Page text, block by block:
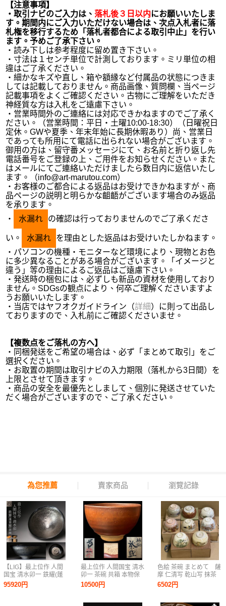
【注意事項】
・取引ナビのご入力は、落札後３日以内にお願いいたしま
す。期間内にご入力いただけない場合は、次点入札者に落
札権を移行するため「落札者都合による取引中止」を行い
ます。予めご了承下さい。
・読み下しは参考程度に留め置き下さい。
・寸法は１センチ単位で計測しております。ミリ単位の相
違はご了承ください。
・細かなキズや直し、箱や額縁など付属品の状態につきま
しては記載しておりません。商品画像、質問欄、当ページ
記載事項をよくご確認ください。古物にご理解をいただき
神経質な方は入札をご遠慮下さい。
・営業時間外のご連絡には対応できかねますのでご了承く
ださい。（営業時間：平日・土曜10:00-18:30）（日曜祝日
定休。GWや夏季、年末年始に長期休暇あり）尚、営業日
であっても所用にて電話に出られない場合がございます。
御用の方は、留守番メッセージにて、お名前と折り返し先
電話番号をご登録の上、ご用件をお知らせください。また
はメールにてご連絡いただけましたら数日内に返信いたし
ます。（info@art-marutou.com）
・お客様のご都合による返品はお受けできかねますが、商
品ページの説明と明らかな齟齬がございます場合のみ返品
を承ります。
・
水漏れ の確認は行っておりませんのでご了承くださ
い。 水漏れ
を理由とした返品はお受けいたしかねます。
・パソコンの機種・モニターなど環境により、現物とお色
に多少異なることがある場合がございます。「イメージと
違う」等の理由によるご返品はご遠慮下さい。
・発送時の梱包には、必ずしも新品の資材を使用しており
ません。SDGsの観点により、何卒ご理解くださいますよ
うお願いいたします。
・当店ではヤフオクガイドライン（詳細）に則って出品し
ておりますので、入札前にご確認くださいませ。
【複数点をご落札の方へ】
・同梱発送をご希望の場合は、必ず「まとめて取引」をご
選択ください。
・お取置の期間は取引ナビの入力期限（落札から3日間）を
上限とさせて頂きます。
・商品の安全を最優先としまして、個別に発送させていた
だく場合がございますので、ご了承ください。
為您推薦 賣家商品 瀏覽記錄
【LIG】最上位作 人間
国宝 清水卯一 鉄耀(蓬
莱耀)茶碗 共箱 共布 栞
本物保証 漆黒に咲く、
95920円
最上位作 人間国宝 清水
卯一 茶碗 共箱 本物保
証 茶道具 抹茶碗
10500円
色絵 茶碗 まとめて 薩
摩 仁清写 乾山写 抹茶
碗 茶道具
6502円